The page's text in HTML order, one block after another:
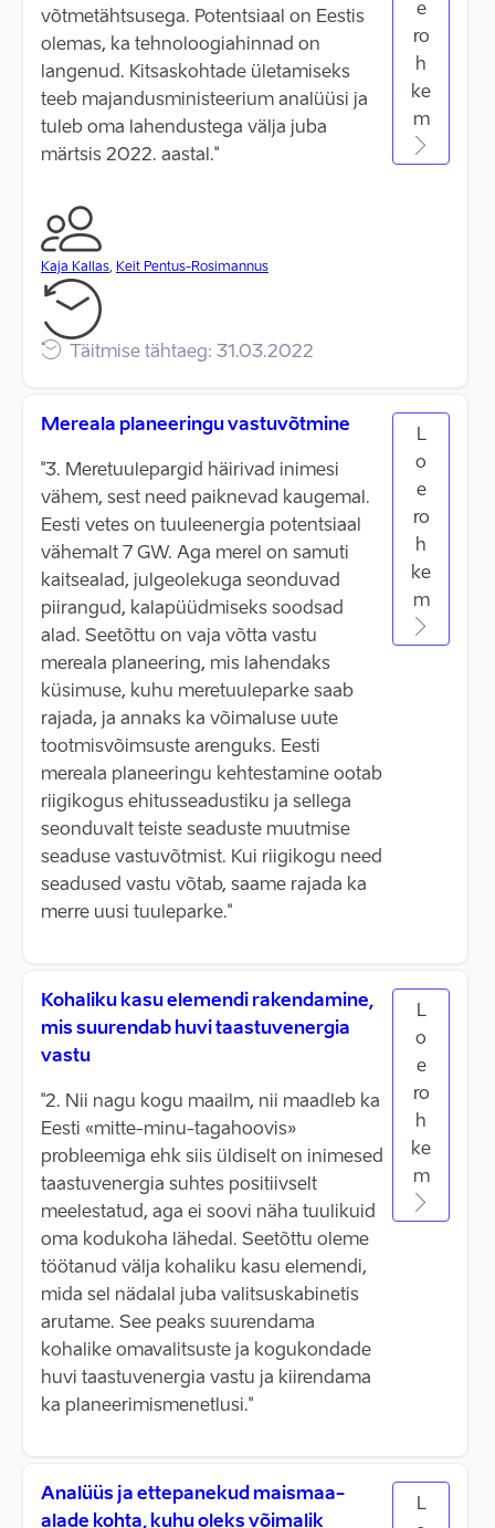
võtmetähtsusega. Potentsiaal on Eestis
olemas, ka tehnoloogiahinnad on
langenud. Kitsaskohtade ületamiseks
teeb majandusministeerium analüüsi ja
tuleb oma lahendustega välja juba
märtsis 2022. aastal."
Kaja Kallas, Keit Pentus-Rosimannus
Täitmise tähtaeg: 31.03.2022
e
ro
h
ke
m
Mereala planeeringu vastuvõtmine
"3. Meretuulepargid häirivad inimesi
vähem, sest need paiknevad kaugemal.
Eesti vetes on tuuleenergia potentsiaal
vähemalt 7 GW. Aga merel on samuti
kaitsealad, julgeolekuga seonduvad
piirangud, kalapüüdmiseks soodsad
alad. Seetõttu on vaja võtta vastu
mereala planeering, mis lahendaks
küsimuse, kuhu meretuuleparke saab
rajada, ja annaks ka võimaluse uute
tootmisvõimsuste arenguks. Eesti
mereala planeeringu kehtestamine ootab
riigikogus ehitusseadustiku ja sellega
seonduvalt teiste seaduste muutmise
seaduse vastuvõtmist. Kui riigikogu need
seadused vastu võtab, saame rajada ka
merre uusi tuuleparke."
L
o
e
ro
h
ke
m
Kohaliku kasu elemendi rakendamine,
mis suurendab huvi taastuvenergia
vastu
"2. Nii nagu kogu maailm, nii maadleb ka
Eesti «mitte-minu-tagahoovis»
probleemiga ehk siis üldiselt on inimesed
taastuvenergia suhtes positiivselt
meelestatud, aga ei soovi näha tuulikuid
oma kodukoha lähedal. Seetõttu oleme
töötanud välja kohaliku kasu elemendi,
mida sel nädalal juba valitsuskabinetis
arutame. See peaks suurendama
kohalike omavalitsuste ja kogukondade
huvi taastuvenergia vastu ja kiirendama
ka planeerimismenetlusi."
L
o
e
ro
h
ke
m
Analüüs ja ettepanekud maismaa-
alade kohta, kuhu oleks võimalik
L